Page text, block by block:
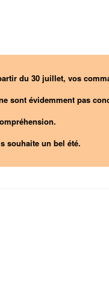
du 30 juillet, vos
sont évidemment pas
souhaite un bel été.